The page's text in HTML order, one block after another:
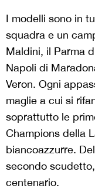
I modelli sono in
squadra e un
Maldini, il Parma
Napoli di
Veron. Ogni
maglie a cui si
soprattutto le
Champions della
biancoazzurre.
secondo
centenario.